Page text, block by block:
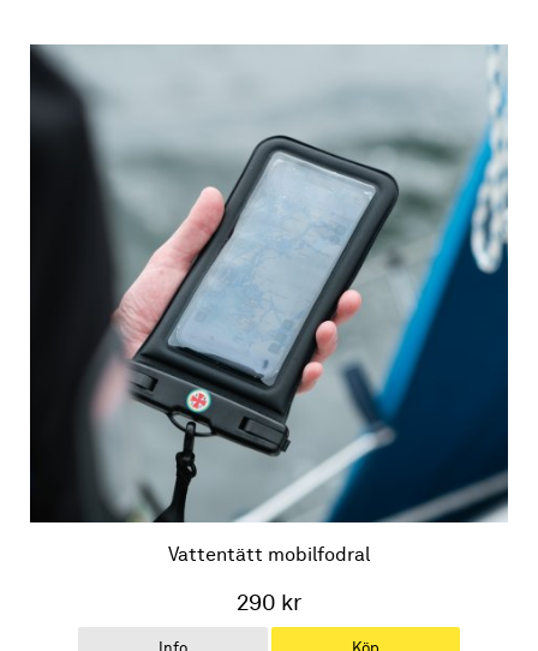
Vattentätt mobilfodral
290 kr